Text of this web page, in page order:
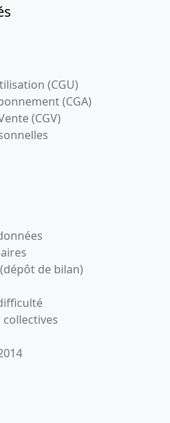
(CGU)
(CGA)
(CGV)
de bilan)